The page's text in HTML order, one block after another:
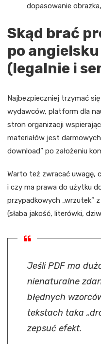
dopasowanie
Skąd brać
po angielsku
(legalnie i
Najbezpieczniej trzymać
wydawców, platform dla
stron organizacji
materiałów jest
download” po założeniu
Warto też zwracać uwagę,
i czy ma prawa do użytku
przypadkowych „wrzutek”
(słaba jakość, literówki,
Jeśli PDF ma
nienaturalne
błędnych
tekstach taka
zepsuć efekt.